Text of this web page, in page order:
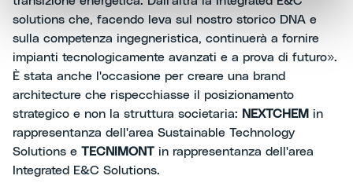
solutions che, facendo leva sul nostro storico DNA e
sulla competenza ingegneristica, continuerà a fornire
impianti tecnologicamente avanzati e a prova di futuro».
È stata anche l'occasione per creare una brand
architecture che rispecchiasse il posizionamento
strategico e non la struttura societaria: NEXTCHEM in
rappresentanza dell'area Sustainable Technology
Solutions e TECNIMONT in rappresentanza dell'area
Integrated E&C Solutions.